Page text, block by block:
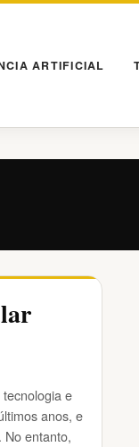
ARTIFICIAL
e
anos, e
No entanto,